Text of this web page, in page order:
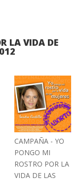
LA VIDA DE
CAMPAÑA - YO
PONGO MI
ROSTRO POR LA
VIDA DE LAS